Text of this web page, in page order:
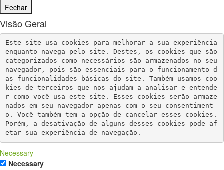
Fechar
Visão Geral
Este site usa cookies para melhorar a sua experiência
enquanto navega pelo site. Destes, os cookies que são
categorizados como necessários são armazenados no seu
navegador, pois são essenciais para o funcionamento d
as funcionalidades básicas do site. Também usamos coo
kies de terceiros que nos ajudam a analisar e entende
r como você usa este site. Esses cookies serão armaze
nados em seu navegador apenas com o seu consentiment
o. Você também tem a opção de cancelar esses cookies.
Porém, a desativação de alguns desses cookies pode af
etar sua experiência de navegação.
Necessary
Necessary